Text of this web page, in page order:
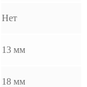
Нет
13 мм
18 мм